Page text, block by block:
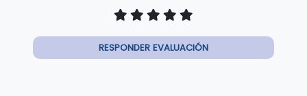
RESPONDER EVALUACIÓN